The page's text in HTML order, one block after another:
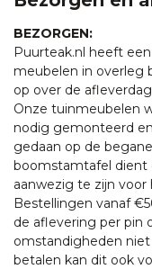
BEZORGEN:
Puurteak.nl heeft
meubelen in overleg
op over de
Onze tuinmeubelen
nodig gemonteerd
gedaan op de
boomstamtafel dient
aanwezig te zijn voor
Bestellingen vanaf
de aflevering per pin
omstandigheden
betalen kan dit ook